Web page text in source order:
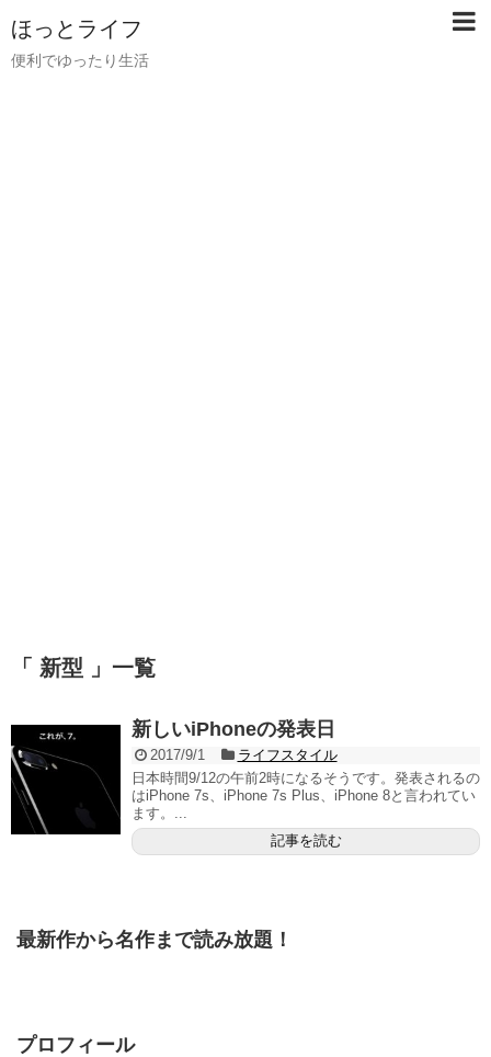
ほっとライフ
便利でゆったり生活
「 新型 」一覧
新しいiPhoneの発表日
2017/9/1
ライフスタイル
日本時間9/12の午前2時になるそうです。発表されるの
はiPhone 7s、iPhone 7s Plus、iPhone 8と言われてい
ます。...
記事を読む
最新作から名作まで読み放題！
プロフィール